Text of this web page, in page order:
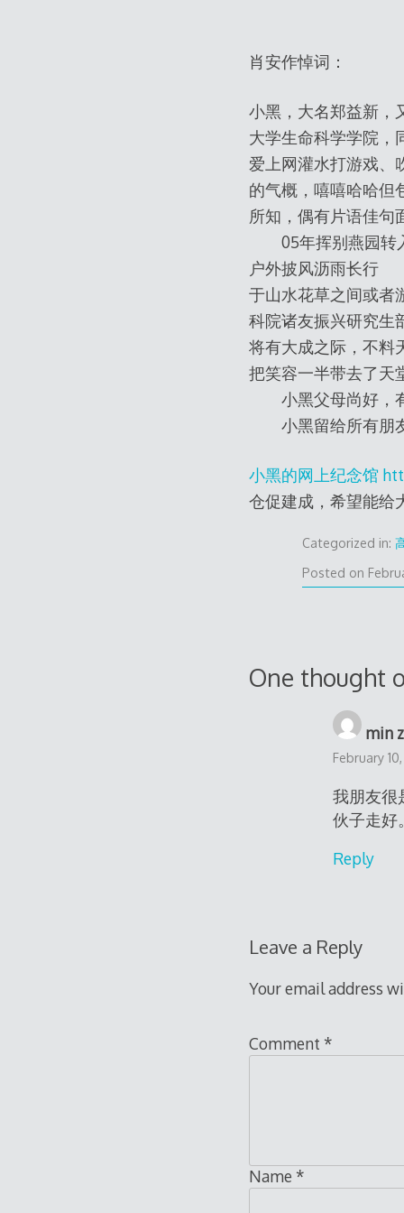
肖安作悼词：
小黑，大名郑益新，
大学生命科学学院，
爱上网灌水打游戏、
的气概，嘻嘻哈哈但
所知，偶有片语佳句
05年挥别燕园转入
户外披风沥雨长行
于山水花草之间或者
科院诸友振兴研究生
将有大成之际，不料
把笑容一半带去了天
小黑父母尚好，有
小黑留给所有朋友
小黑的网上纪念馆
仓促建成，希望能给
Categorized in:
Posted on
One thought
min
February
我朋友很
伙子走好
Reply
Leave a Reply
Your email address
Comment *
Name *